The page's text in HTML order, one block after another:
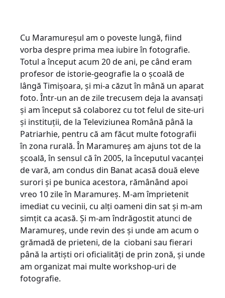
Cu Maramureșul am o poveste lungă, fiind
vorba despre prima mea iubire în fotografie.
Totul a început acum 20 de ani, pe când eram
profesor de istorie-geografie la o școală de
lângă Timișoara, și mi-a căzut în mână un aparat
foto. Într-un an de zile trecusem deja la avansați
și am început să colaborez cu tot felul de site-uri
și instituții, de la Televiziunea Română până la
Patriarhie, pentru că am făcut multe fotografii
în zona rurală. În Maramureș am ajuns tot de la
școală, în sensul că în 2005, la începutul vacanței
de vară, am condus din Banat acasă două eleve
surori și pe bunica acestora, rămânând apoi
vreo 10 zile în Maramureș. M-am împrietenit
imediat cu vecinii, cu alți oameni din sat și m-am
simțit ca acasă. Și m-am îndrăgostit atunci de
Maramureș, unde revin des și unde am acum o
grămadă de prieteni, de la ciobani sau fierari
până la artiști ori oficialități de prin zonă, și unde
am organizat mai multe workshop-uri de
fotografie.